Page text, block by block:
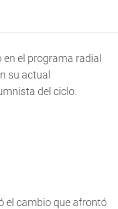
el programa radial
su actual
del ciclo.
el cambio que afrontó